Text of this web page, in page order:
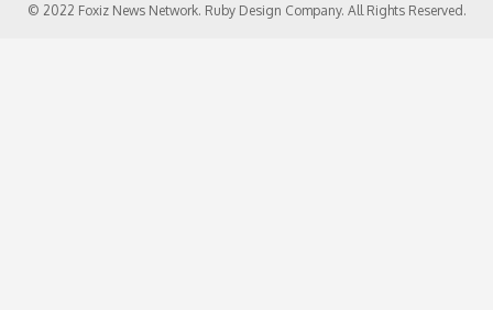
© 2022 Foxiz News Network. Ruby Design Company. All Rights Reserved.